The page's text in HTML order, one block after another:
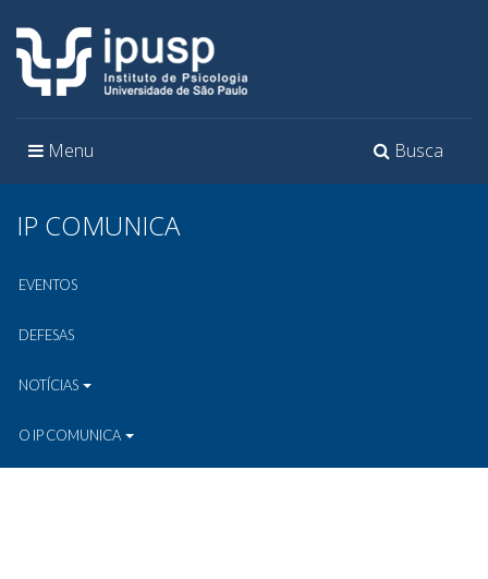
Toggle
Busca
Toggle
Menu
IP COMUNICA
EVENTOS
DEFESAS
NOTÍCIAS
O IP COMUNICA